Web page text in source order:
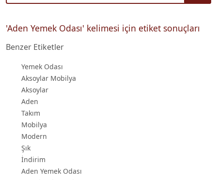
'Aden Yemek Odası' kelimesi için etiket sonuçları
Benzer Etiketler
Yemek Odası
Aksoylar Mobilya
Aksoylar
Aden
Takım
Mobilya
Modern
Şık
İndirim
Aden Yemek Odası